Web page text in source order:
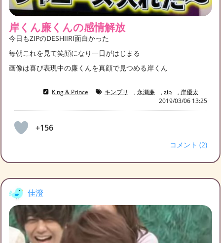
岸くん廉くんの感情解放
今日もZIPのDESHIIRI面白かった
毎朝これを見て笑顔になり一日がはじまる
画像は喜び表現中の廉くんを真顔で見つめる岸くん
King & Prince キンプリ , 永瀬廉 , zip , 岸優太
2019/03/06 13:25
+156
コメント (2)
佳澄